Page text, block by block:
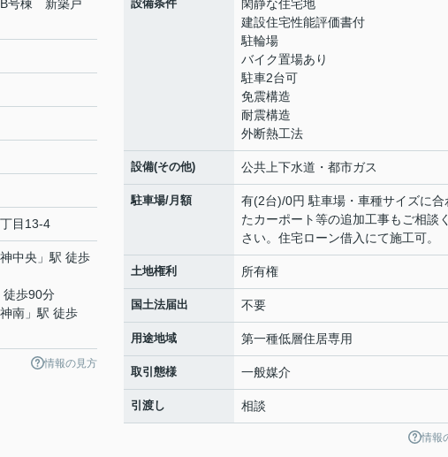
号棟 新築戸
丁目13-4
中央 」駅 徒歩
徒歩90分
南 」駅 徒歩
情報の見方
設備条件
閑静な住宅地
建設住宅性能評価書付
駐輪場
バイク置場あり
駐車2台可
免震構造
耐震構造
外断熱工法
設備(その他) 公共上下水道・都市ガス
駐車場/月額
有(2台)/0円 駐車場・車種サイズに合
たカーポート等の追加工事もご相談
さい。住宅ローン借入にて施工可。
土地権利 所有権
国土法届出 不要
用途地域 第一種低層住居専用
取引態様 一般媒介
引渡し 相談
情報